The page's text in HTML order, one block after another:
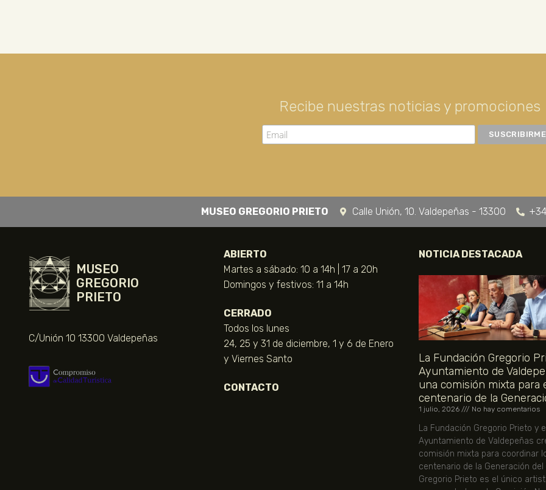
Recibe nuestras noticias y promociones
MUSEO GREGORIO PRIETO Calle Unión, 10. Valdepeñas - 13300
MUSEO
GREGORIO
PRIETO
C/Unión 10 13300 Valdepeñas
ABIERTO
Martes a sábado: 10 a 14h | 17 a 20h
Domingos y festivos: 11 a 14h
CERRADO
Todos los lunes
24, 25 y 31 de diciembre, 1 y 6 de Enero
y Viernes Santo
CONTACTO
NOTICIA DESTACADA
La Fundación Gregorio
Ayuntamiento de
una comisión mixta para
centenario de la
1 julio, 2026 No hay comentarios
La Fundación Gregorio Prieto y el
Ayuntamiento de Valdepeñas
comisión mixta para coordinar
centenario de la Generación del
Gregorio Prieto es el único